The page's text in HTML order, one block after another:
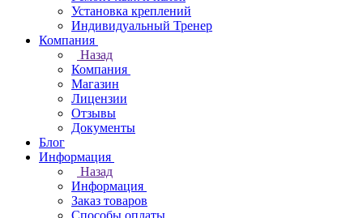
Установка креплений
Индивидуальный Тренер
Компания
Назад
Компания
Магазин
Лицензии
Отзывы
Документы
Блог
Информация
Назад
Информация
Заказ товаров
Способы оплаты